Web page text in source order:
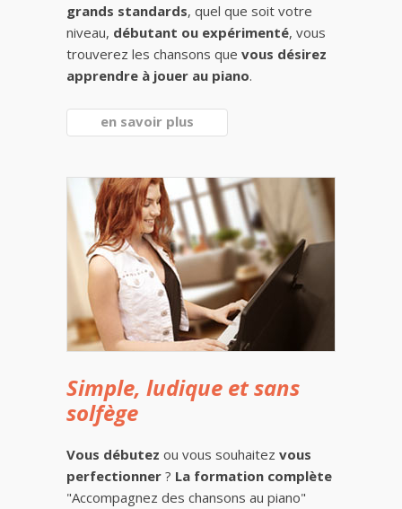
grands standards, quel que soit votre
niveau, débutant ou expérimenté, vous
trouverez les chansons que vous désirez
apprendre à jouer au piano.
en savoir plus
Simple, ludique et sans
solfège
Vous débutez ou vous souhaitez vous
perfectionner ? La formation complète
"Accompagnez des chansons au piano"